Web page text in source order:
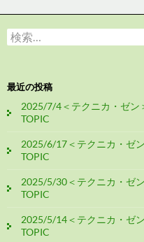
検
索:
最近の投稿
2025/7/4＜テクニカ・ゼン
TOPIC
2025/6/17＜テクニカ・ゼ
TOPIC
2025/5/30＜テクニカ・ゼ
TOPIC
2025/5/14＜テクニカ・ゼ
TOPIC